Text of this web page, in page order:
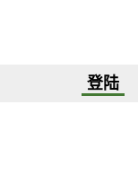
登陆